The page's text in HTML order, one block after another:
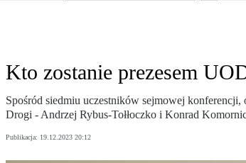
Kto zostanie prezesem
Spośród siedmiu uczestników sejmowej
Drogi - Andrzej Rybus-Tołłoczko i Konrad
Publikacja: 19.12.2023 20:12